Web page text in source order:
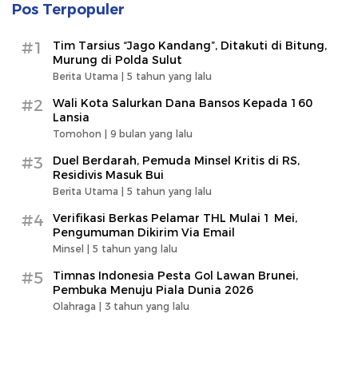
Pos Terpopuler
#1
Tim Tarsius “Jago Kandang”, Ditakuti di Bitung,
Murung di Polda Sulut
Berita Utama | 5 tahun yang lalu
#2
Wali Kota Salurkan Dana Bansos Kepada 160
Lansia
Tomohon | 9 bulan yang lalu
#3
Duel Berdarah, Pemuda Minsel Kritis di RS,
Residivis Masuk Bui
Berita Utama | 5 tahun yang lalu
#4
Verifikasi Berkas Pelamar THL Mulai 1 Mei,
Pengumuman Dikirim Via Email
Minsel | 5 tahun yang lalu
#5
Timnas Indonesia Pesta Gol Lawan Brunei,
Pembuka Menuju Piala Dunia 2026
Olahraga | 3 tahun yang lalu